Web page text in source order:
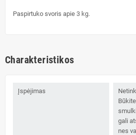
Paspirtuko svoris apie 3 kg.
Charakteristikos
Įspėjimas
gali
nes